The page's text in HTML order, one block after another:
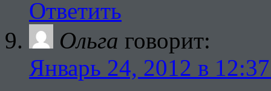
Ответить
Ольга говорит:
Январь 24, 2012 в